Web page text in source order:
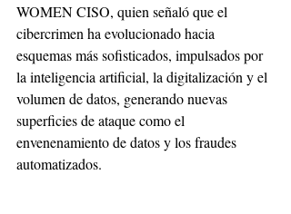
WOMEN CISO, quien señaló que el
cibercrimen ha evolucionado hacia
esquemas más sofisticados, impulsados por
la inteligencia artificial, la digitalización y el
volumen de datos, generando nuevas
superficies de ataque como el
envenenamiento de datos y los fraudes
automatizados.